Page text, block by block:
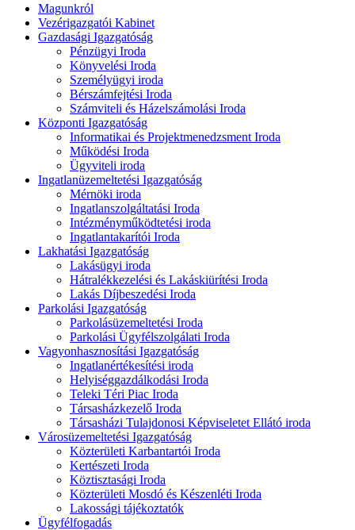
Magunkról
Vezérigazgatói Kabinet
Gazdasági Igazgatóság
Pénzügyi Iroda
Könyvelési Iroda
Személyügyi iroda
Bérszámfejtési Iroda
Számviteli és Házelszámolási Iroda
Központi Igazgatóság
Informatikai és Projektmenedzsment Iroda
Működési Iroda
Ügyviteli iroda
Ingatlanüzemeltetési Igazgatóság
Mérnöki iroda
Ingatlanszolgáltatási Iroda
Intézményműködtetési iroda
Ingatlantakarítói Iroda
Lakhatási Igazgatóság
Lakásügyi iroda
Hátralékkezelési és Lakáskiürítési Iroda
Lakás Díjbeszedési Iroda
Parkolási Igazgatóság
Parkolásüzemeltetési Iroda
Parkolási Ügyfélszolgálati Iroda
Vagyonhasznosítási Igazgatóság
Ingatlanértékesítési iroda
Helyiséggazdálkodási Iroda
Teleki Téri Piac Iroda
Társasházkezelő Iroda
Társasházi Tulajdonosi Képviseletet Ellátó iroda
Városüzemeltetési Igazgatóság
Közterületi Karbantartói Iroda
Kertészeti Iroda
Köztisztasági Iroda
Közterületi Mosdó és Készenléti Iroda
Lakossági tájékoztatók
Ügyfélfogadás